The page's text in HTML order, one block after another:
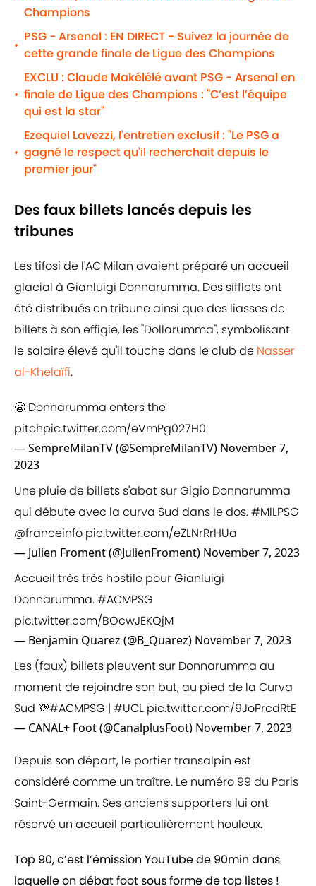
Champions
•
PSG - Arsenal : EN DIRECT - Suivez la journée de
cette grande finale de Ligue des Champions
•
EXCLU : Claude Makélélé avant PSG - Arsenal en
finale de Ligue des Champions : "C’est l’équipe
qui est la star"
•
Ezequiel Lavezzi, l'entretien exclusif : "Le PSG a
gagné le respect qu'il recherchait depuis le
premier jour"
Des faux billets lancés depuis les
tribunes
Les tifosi de l'AC Milan avaient préparé un accueil
glacial à Gianluigi Donnarumma. Des sifflets ont
été distribués en tribune ainsi que des liasses de
billets à son effigie, les "Dollarumma", symbolisant
le salaire élevé qu'il touche dans le club de Nasser
al-Khelaïfi.
😬 Donnarumma enters the
pitchpic.twitter.com/eVmPg027H0
— SempreMilanTV (@SempreMilanTV) November 7,
2023
Une pluie de billets s'abat sur Gigio Donnarumma
qui débute avec la curva Sud dans le dos.#MILPSG
@franceinfo pic.twitter.com/eZLNrRrHUa
— Julien Froment (@JulienFroment) November 7, 2023
Accueil très très hostile pour Gianluigi
Donnarumma.#ACMPSG
pic.twitter.com/BOcwJEKQjM
— Benjamin Quarez (@B_Quarez) November 7, 2023
Les (faux) billets pleuvent sur Donnarumma au
moment de rejoindre son but, au pied de la Curva
Sud 💸#ACMPSG | #UCL pic.twitter.com/9JoPrcdRtE
— CANAL+ Foot (@CanalplusFoot) November 7, 2023
Depuis son départ, le portier transalpin est
considéré comme un traître. Le numéro 99 du Paris
Saint-Germain. Ses anciens supporters lui ont
réservé un accueil particulièrement houleux.
Top 90, c’est l’émission YouTube de 90min dans
laquelle on débat foot sous forme de top listes !